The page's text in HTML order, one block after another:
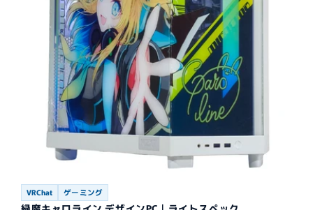
VRChat ゲーミング